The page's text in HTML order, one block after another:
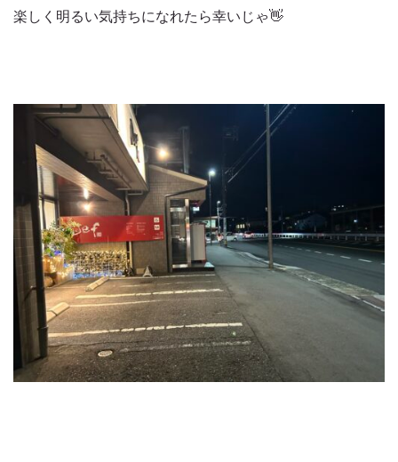
楽しく明るい気持ちになれたら幸いじゃ👋